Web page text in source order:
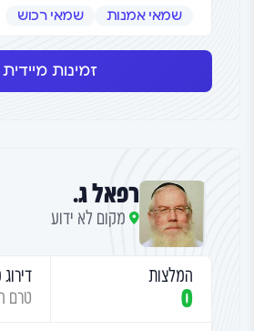
שמאי אמנות שמאי רכוש
זמינות מיידית
רפאל ג.
מקום לא ידוע
המלצות
0
טרם